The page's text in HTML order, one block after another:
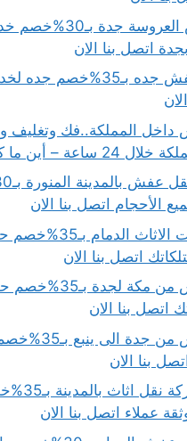
نقل دبش العروسة جدة
اتصل بنا الان
تحميل عفش جده
المملكة..فك
– أين ما كنت نوصلك
الأحجام اتصل بنا الان
مستودعات الاثاث
اتصل بنا الان
نقل عفش من مكة
اتصل بنا الان
نقل عفش من
بنا الان
افضل
عملاء اتصل بنا الان